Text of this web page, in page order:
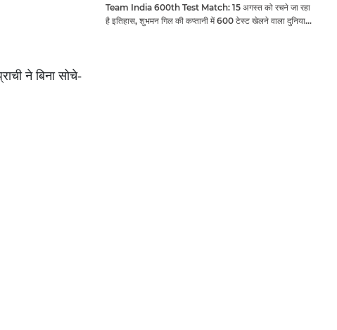
ने बिना सोचे-
Team India 600th Test Match: 15 अगस्त को रचने जा रहा
है इतिहास, शुभमन गिल की कप्तानी में 600 टेस्ट खेलने वाला दुनिया